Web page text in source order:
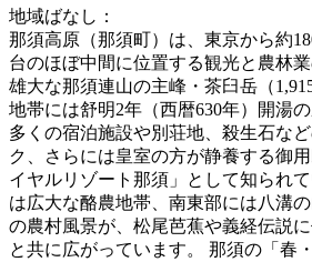
地域ばなし：
那須高原（那須町）は、東京から約
台のほぼ中間に位置する観光と農林
雄大な那須連山の主峰・茶臼岳（
地帯には舒明2年（西暦630年）開湯
多くの宿泊施設や別荘地、殺生石な
ク、さらには皇室の方が静養する御
イヤルリゾート那須」として知られ
は広大な酪農地帯、南東部には八溝
の農村風景が、松尾芭蕉や義経伝説
と共に広がっています。 那須の「春